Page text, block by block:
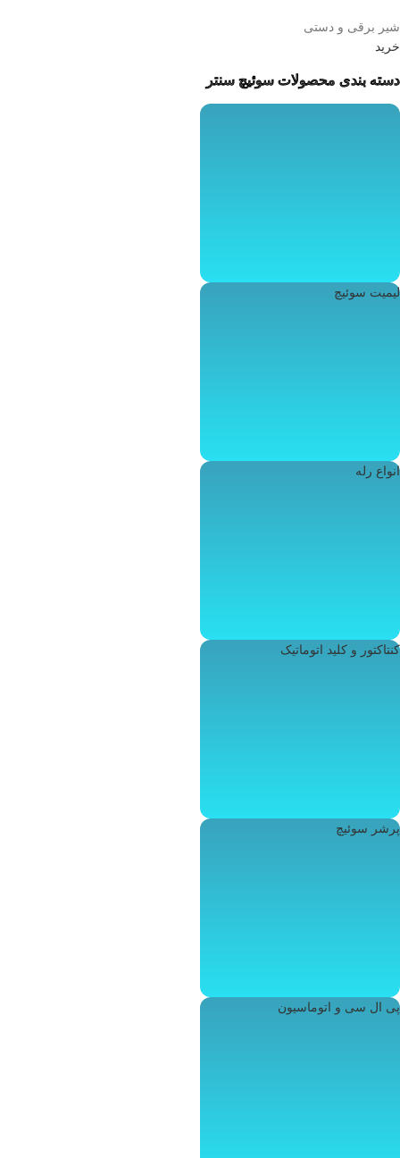
شیر برقی و دستی
خرید
دسته بندی محصولات سوئیچ سنتر
لیمیت سوئیچ
انواع رله
کنتاکتور و کلید اتوماتیک
پرشر سوئیچ
پی ال سی و اتوماسیون